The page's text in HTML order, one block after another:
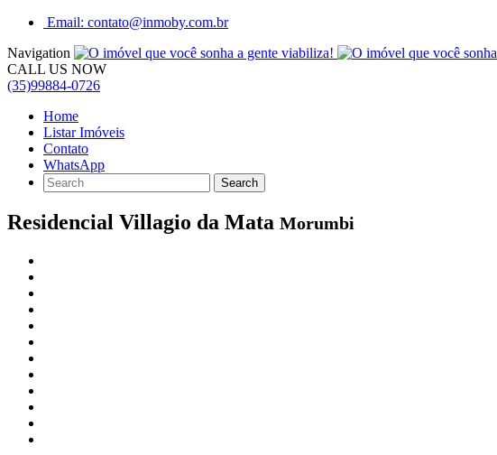
Email: contato@inmoby.com.br
Navigation
CALL US NOW
(35)99884-0726
Home
Listar Imóveis
Contato
WhatsApp
Residencial Villagio da Mata Morumbi